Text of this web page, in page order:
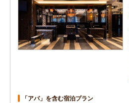
「アパ」を含む宿泊プラン